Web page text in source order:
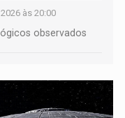
às 20:00
observados